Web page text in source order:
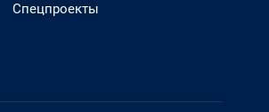
Спецпроекты